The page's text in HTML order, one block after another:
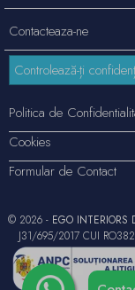
Contacteaza-ne
Controlează-ți
Politica de
Cookies
Formular de Contact
© 2026 - EGO INTERIORS
J31/695/2017 CUI